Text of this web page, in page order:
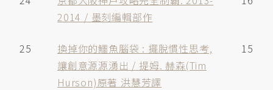
2014 / 墨刻編輯部作
25
換掉你的鱷魚腦袋 : 擺脫慣性思考,
讓創意源源湧出 / 提姆. 赫森(Tim
Hurson)原著 洪慧芳譯
15